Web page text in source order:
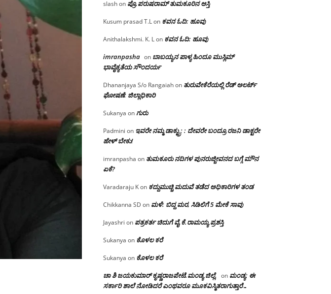
slashon ಪ್ರೊ.ಪರುಷರಾಮ್ ತುಮಕೂರಿನ ಆಸ್ತಿ
Kusum prasad T.Lon ಕವನ ಓದಿ: ಹೂವು
Anithalakshmi. K. Lon ಕವನ ಓದಿ: ಹೂವು
imranpasha on ಬಾಬಯ್ಯನ ಪಾಳ್ಯ ಹಿಂದೂ ಮುಸ್ಲಿಮ್
ಭಾವೈಕ್ಯತೆಯ ಸೌಂದರ್ಯ
Dhananjaya S/o Rangaiahon ತುರುವೇಕೆರೆಯಲ್ಲಿ ರೆಡ್ ಅಲರ್ಟ್
ಘೋಷಣೆ: ಜಿಲ್ಲಾಧಿಕಾರಿ
Sukanya onಗುರು
Padmini on ಇವರೇ ನಮ್ಮ ಡಾಕ್ಟ್ರು; : ದೇವರೇ ಬಂದ್ರೂ ರಜನಿ ಡಾಕ್ಟರೇ
ಹೇಳ್ ಬೇಕು!
imranpasha on ತುಮಕೂರು ನದಿಗಳ ಪುನರುಜ್ಜೀವನದ ಬಗ್ಗೆ ಮೌನ
ಏಕೆ?
Varadaraju Kon ಕದ್ದುಮುಚ್ಚಿ ಮದುವೆ ತಡೆದ ಅಧಿಕಾರಿಗಳ ತಂಡ
Chikkanna SD on ಮಳೆ: ಬಿದ್ದ ಮರ, ಸಿಡಿಲಿಗೆ 5 ಮೇಕೆ ಸಾವು
Jayashri on ಪತ್ರಕರ್ತ ಚಿದುಗೆ ವೈ.ಕೆ.ರಾಮಯ್ಯ ಪ್ರಶಸ್ತಿ
Sukanya on ಕೊಳಲ ಕರೆ
Sukanya on ಕೊಳಲ ಕರೆ
ಚಾ ಶಿ ಜಯಕುಮಾರ್ ಕೃಷ್ಣರಾಜಪೇಟೆ.ಮಂಡ್ಯ ಜಿಲ್ಲೆ. on ಮಂಡ್ಯ: ಈ
ಸರ್ಕಾರಿ ಶಾಲೆ ನೋಡಿದರೆ ಎಂಥವರೂ ಮೂಕವಿಸ್ಮಿತರಾಗುತ್ತಾರೆ…